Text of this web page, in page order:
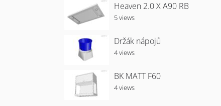
Heaven 2.0 X A90 RB
5 views
Držák nápojů
4 views
BK MATT F60
4 views